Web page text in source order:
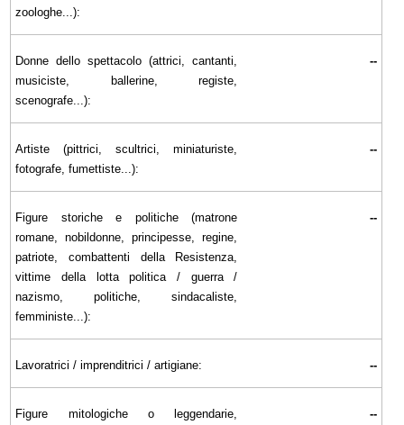
zoologhe...):
Donne dello spettacolo (attrici, cantanti,
musiciste, ballerine, registe,
scenografe...):
--
Artiste (pittrici, scultrici, miniaturiste,
fotografe, fumettiste...):
--
Figure storiche e politiche (matrone
romane, nobildonne, principesse, regine,
patriote, combattenti della Resistenza,
vittime della lotta politica / guerra /
nazismo, politiche, sindacaliste,
femministe...):
--
Lavoratrici / imprenditrici / artigiane: --
Figure mitologiche o leggendarie,
--